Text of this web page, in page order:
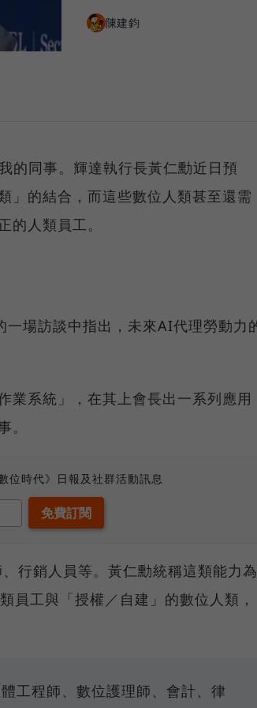
陳建鈞
的同事。輝達執行長黃仁勳近日預
」的結合，而這些數位人類甚至還需
人類員工。
場訪談中指出，未來AI代理勞動力
業系統」，在其上會長出一系列應用
位時代》日報及社群活動訊息
行銷人員等。黃仁勳統稱這類能力為
員工與「授權／自建」的數位人類，
工程師、數位護理師、會計、律